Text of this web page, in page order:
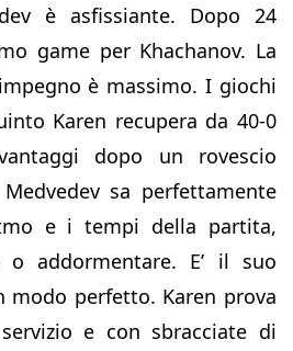
è asfissiante. Dopo 24
game per Khachanov. La
è massimo. I giochi
Karen recupera da 40-0
dopo un rovescio
sa perfettamente
e i tempi della partita,
o addormentare. E’ il suo
modo perfetto. Karen prova
e con sbracciate di